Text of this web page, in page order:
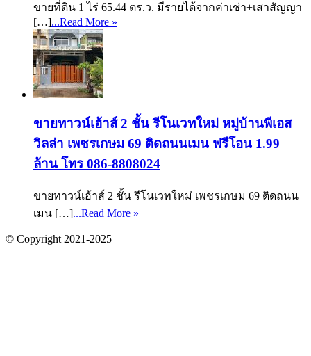
ขายที่ดิน 1 ไร่ 65.44 ตร.ว. มีรายได้จากค่าเช่า+เสาสัญญา
[…]...Read More »
ขายทาวน์เฮ้าส์ 2 ชั้น รีโนเวทใหม่ หมู่บ้านพีเอส
วิลล่า เพชรเกษม 69 ติดถนนเมน ฟรีโอน 1.99
ล้าน โทร 086-8808024
ขายทาวน์เฮ้าส์ 2 ชั้น รีโนเวทใหม่ เพชรเกษม 69 ติดถนน
เมน […]...Read More »
© Copyright 2021-2025